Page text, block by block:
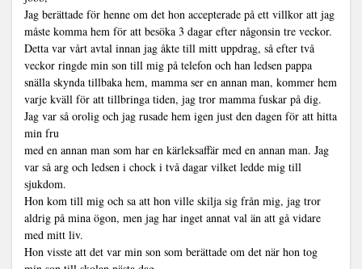
Jag berättade för henne om det hon accepterade på ett villkor att jag
måste komma hem för att besöka 3 dagar efter någonsin tre veckor.
Detta var vårt avtal innan jag åkte till mitt uppdrag, så efter två
veckor ringde min son till mig på telefon och han ledsen pappa
snälla skynda tillbaka hem, mamma ser en annan man, kommer hem
varje kväll för att tillbringa tiden, jag tror mamma fuskar på dig.
Jag var så orolig och jag rusade hem igen just den dagen för att hitta
min fru
med en annan man som har en kärleksaffär med en annan man. Jag
var så arg och ledsen i chock i två dagar vilket ledde mig till
sjukdom.
Hon kom till mig och sa att hon ville skilja sig från mig, jag tror
aldrig på mina ögon, men jag har inget annat val än att gå vidare
med mitt liv.
Hon visste att det var min son som berättade om det när hon tog